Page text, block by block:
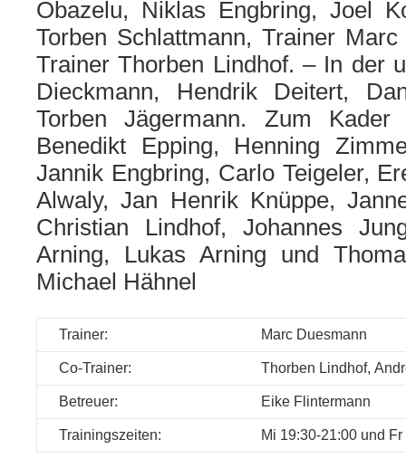
Obazelu, Niklas Engbring, Joel
Torben Schlattmann, Trainer
Trainer Thorben Lindhof. – In der
Dieckmann, Hendrik Deitert,
Torben Jägermann. Zum Kader
Benedikt Epping, Henning
Jannik Engbring, Carlo Teigeler,
Alwaly, Jan Henrik Knüppe,
Christian Lindhof, Johannes
Arning, Lukas Arning und
Michael Hähnel
Trainer: Marc Duesmann
Co-Trainer: Thorben Lindhof,
Betreuer: Eike Flintermann
Trainingszeiten: Mi 19:30-21:00 und